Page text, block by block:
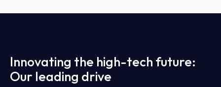
Innovating the high-tech future:
Our leading drive